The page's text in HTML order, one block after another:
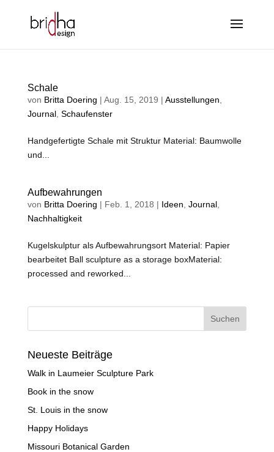
Schale
von Britta Doering | Aug. 15, 2019 | Ausstellungen
Journal, Schaufenster
Handgefertigte Schale mit Struktur Material: Baumwolle
und...
Aufbewahrungen
von Britta Doering | Feb. 1, 2018 | Ideen Journal,
Nachhaltigkeit
Kugelskulptur als Aufbewahrungsort Material: Papier
bearbeitet Ball sculpture as a storage boxMaterial:
processed and reworked...
Neueste Beiträge
Walk in Laumeier Sculpture Park
Book in the snow
St. Louis in the snow
Happy Holidays
Missouri Botanical Garden